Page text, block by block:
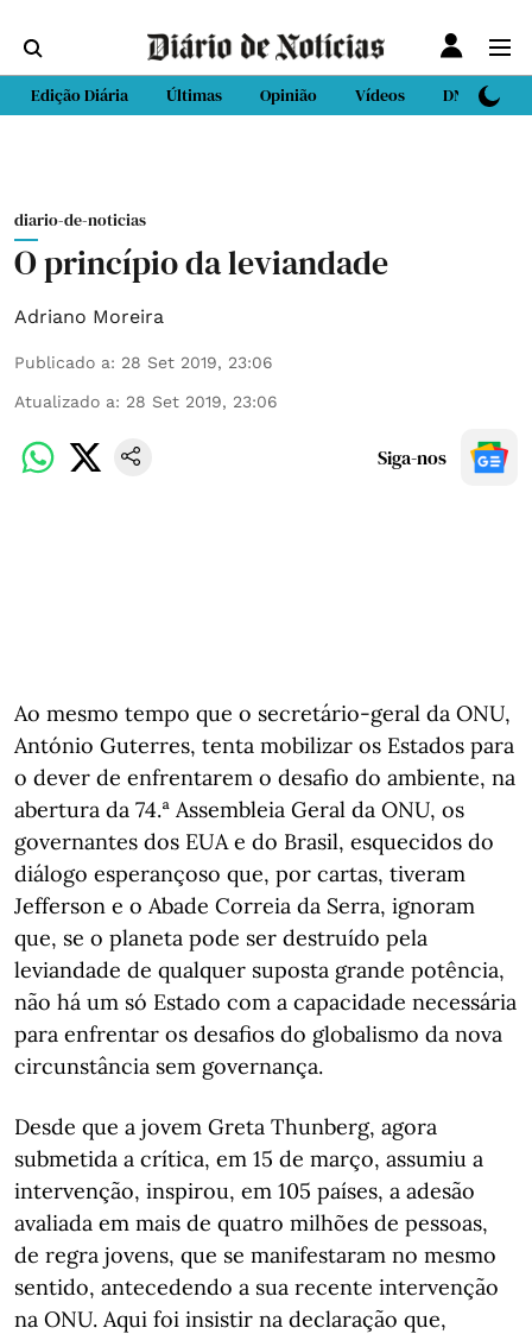
Edição Diária Últimas Opinião Vídeos DN Sport
diario-de-noticias
O princípio da leviandade
Adriano Moreira
Publicado a: 28 Set 2019, 23:06
Atualizado a: 28 Set 2019, 23:06
Siga-nos
Ao mesmo tempo que o secretário-geral da ONU,
António Guterres, tenta mobilizar os Estados para
o dever de enfrentarem o desafio do ambiente, na
abertura da 74.ª Assembleia Geral da ONU, os
governantes dos EUA e do Brasil, esquecidos do
diálogo esperançoso que, por cartas, tiveram
Jefferson e o Abade Correia da Serra, ignoram
que, se o planeta pode ser destruído pela
leviandade de qualquer suposta grande potência,
não há um só Estado com a capacidade necessária
para enfrentar os desafios do globalismo da nova
circunstância sem governança.
Desde que a jovem Greta Thunberg, agora
submetida a crítica, em 15 de março, assumiu a
intervenção, inspirou, em 105 países, a adesão
avaliada em mais de quatro milhões de pessoas,
de regra jovens, que se manifestaram no mesmo
sentido, antecedendo a sua recente intervenção
na ONU. Aqui foi insistir na declaração que,